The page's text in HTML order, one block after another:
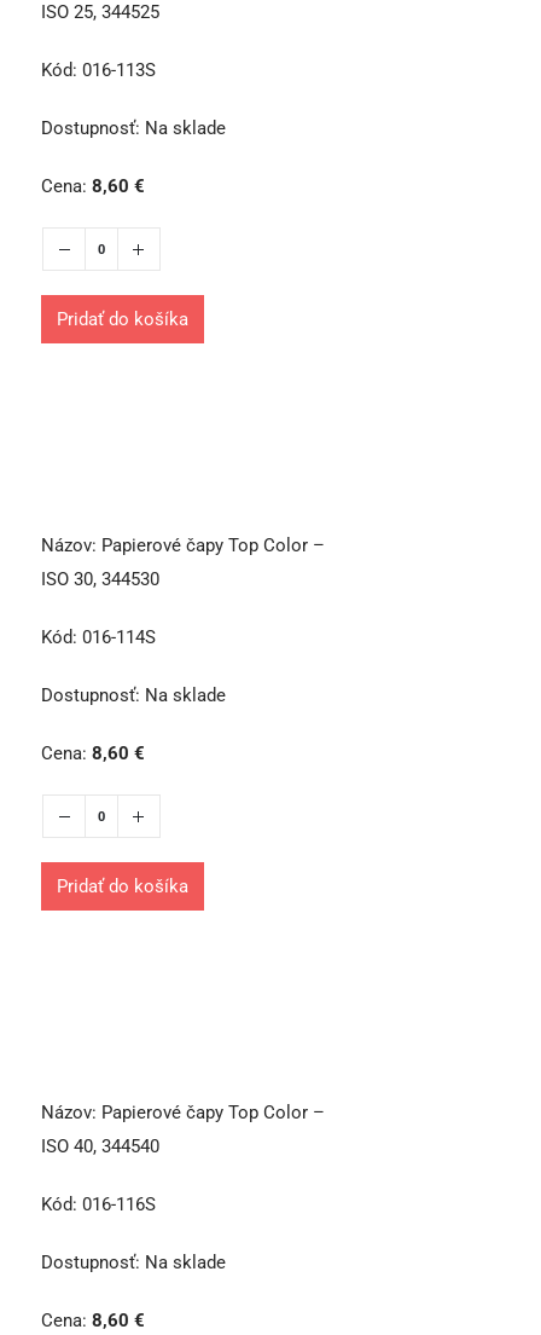
ISO 25, 344525
Kód: 016-113S
Dostupnosť: Na sklade
Cena: 8,60 €
Pridať do košíka
Názov: Papierové čapy Top Color –
ISO 30, 344530
Kód: 016-114S
Dostupnosť: Na sklade
Cena: 8,60 €
Pridať do košíka
Názov: Papierové čapy Top Color –
ISO 40, 344540
Kód: 016-116S
Dostupnosť: Na sklade
Cena: 8,60 €